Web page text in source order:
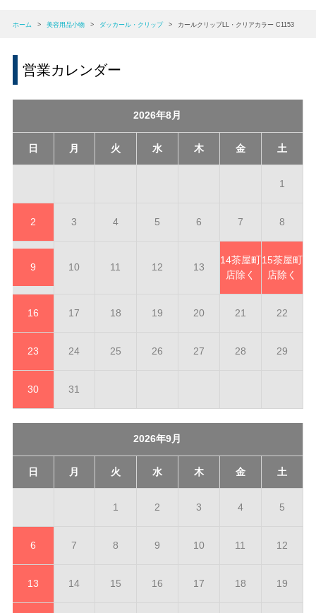
ホーム > 美容用品小物 > ダッカール・クリップ > カールクリップLL・クリアカラー C1153
営業カレンダー
2026年8月
日 月 火 水 木 金 土
1
2 3 4 5 6 7 8
9 10 11 12 13
14茶屋町
店除く
15茶屋町
店除く
16 17 18 19 20 21 22
23 24 25 26 27 28 29
30 31
2026年9月
日 月 火 水 木 金 土
1 2 3 4 5
6 7 8 9 10 11 12
13 14 15 16 17 18 19